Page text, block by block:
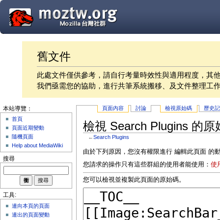
舊文件
此處文件僅供參考，請自行考量時效性與適用程度，其
我們亟需您的協助，進行共筆系統搬移、及文件整理工
頁面內容 討論 檢視原始碼 歷史
檢視 Search Plugins 的原
←Search Plugins
由於下列原因，您沒有權限進行 編輯此頁面 的
您請求的操作只有這些群組的使用者能使用： 使
您可以檢視並複製此頁面的原始碼。
本站導覽：
首頁
頁面近期變動
隨機頁面
Help about MediaWiki
搜尋
工具:
連向本頁的頁面
連出的頁面變動